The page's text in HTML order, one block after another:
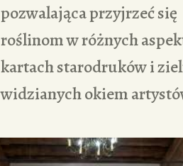
pozwalająca przyjrzeć się
roślinom w różnych
kartach starodruków i
widzianych okiem